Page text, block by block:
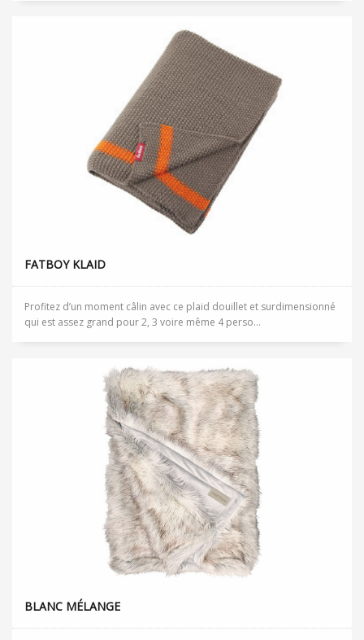
FATBOY KLAID
Profitez d’un moment câlin avec ce plaid douillet et surdimensionné
qui est assez grand pour 2, 3 voire même 4 perso...
BLANC MÉLANGE